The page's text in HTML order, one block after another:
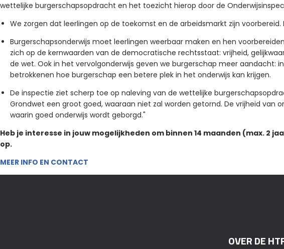
wettelijke burgerschapsopdracht en het toezicht hierop door de
We zorgen dat leerlingen op de toekomst en de arbeidsmarkt zijn
Burgerschapsonderwijs moet leerlingen weerbaar maken en hen
zich op de kernwaarden van de democratische rechtsstaat: vrijheid,
de wet. Ook in het vervolgonderwijs geven we burgerschap meer
betrokkenen hoe burgerschap een betere plek in het onderwijs kan krijgen.
De inspectie ziet scherp toe op naleving van de wettelijke
Grondwet een groot goed, waaraan niet zal worden getornd. De vrijheid
waarin goed onderwijs wordt geborgd."
Heb je interesse in jouw mogelijkheden om binnen 14 maanden (max.
op.
MEER INFO EN CONTACT
OVER DE